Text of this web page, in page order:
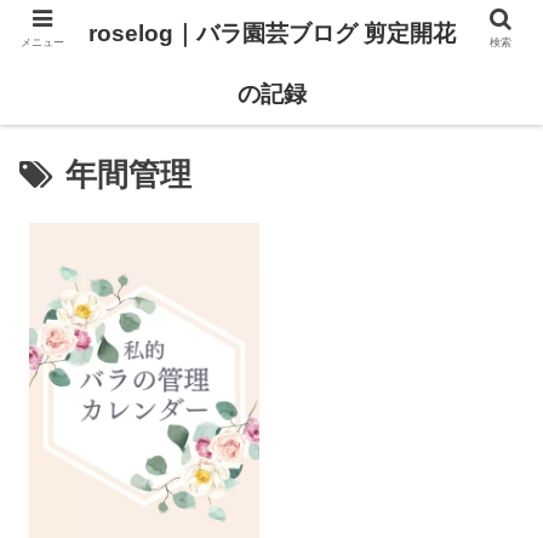
年間管理
メニュー roselog｜バラ園芸ブログ 剪定開花
の記録
検索